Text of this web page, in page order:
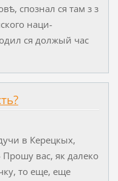
спознал ся там з з
на­ци­
ся должый час
в Керецкых,
вас, як далеко
то еще, еще